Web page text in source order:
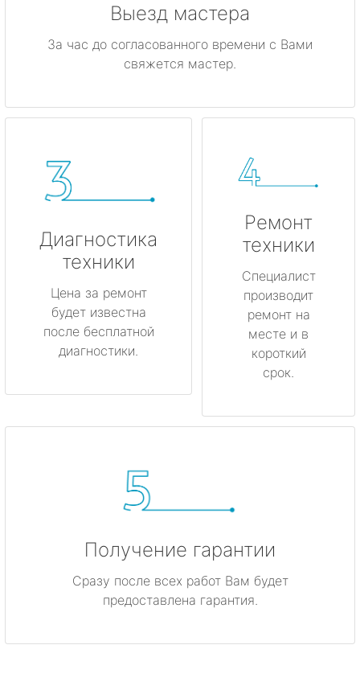
Выезд мастера
За час до согласованного времени с Вами
свяжется мастер.
Диагностика
техники
Цена за ремонт
будет известна
после бесплатной
диагностики.
Ремонт
техники
Специалист
производит
ремонт на
месте и в
короткий
срок.
Получение гарантии
Сразу после всех работ Вам будет
предоставлена гарантия.